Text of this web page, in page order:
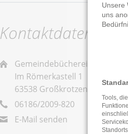
Kontaktdaten
Gemeindebücherei
Im Römerkastell 1
63538 Großkrotzenburg
06186/2009-820
E-Mail senden
Unsere
uns
Tools,